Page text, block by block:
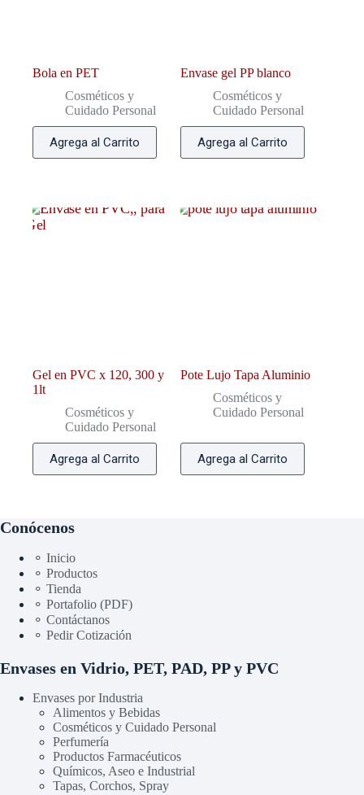
Bola en PET
Cosméticos y
Cuidado Personal
Agrega al Carrito
Envase gel PP blanco
Cosméticos y
Cuidado Personal
Agrega al Carrito
Gel en PVC x 120, 300 y
1lt
Cosméticos y
Cuidado Personal
Agrega al Carrito
Pote Lujo Tapa Aluminio
Cosméticos y
Cuidado Personal
Agrega al Carrito
Conócenos
⚬ Inicio
⚬ Productos
⚬ Tienda
⚬ Portafolio (PDF)
⚬ Contáctanos
⚬ Pedir Cotización
Envases en Vidrio, PET, PAD, PP y PVC
Envases por Industria
Alimentos y Bebidas
Cosméticos y Cuidado Personal
Perfumería
Productos Farmacéuticos
Químicos, Aseo e Industrial
Tapas, Corchos, Spray